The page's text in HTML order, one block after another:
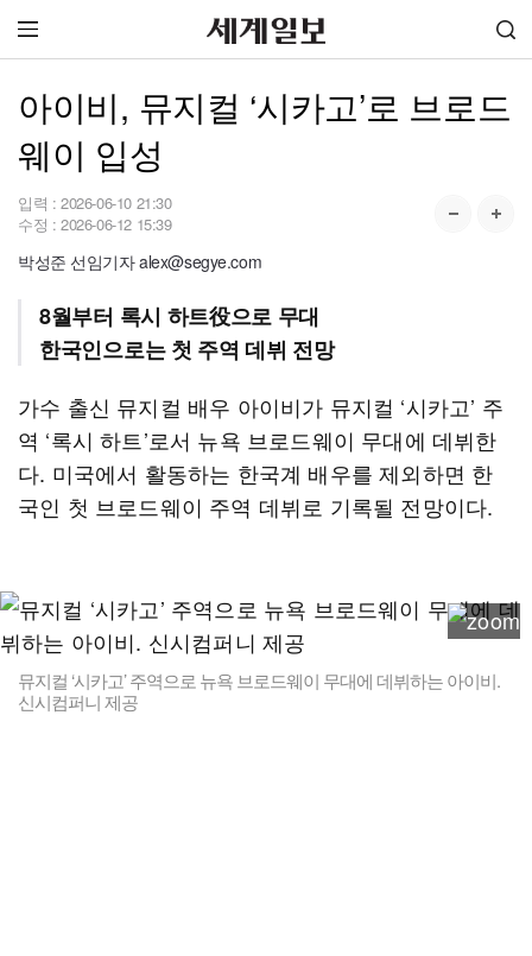
아이비, 뮤지컬 ‘시카고’로 브로드
웨이 입성
입력 : 2026-06-10 21:30
수정 : 2026-06-12 15:39
박성준 선임기자 alex@segye.com
8월부터 록시 하트役으로 무대
한국인으로는 첫 주역 데뷔 전망
가수 출신 뮤지컬 배우 아이비가 뮤지컬 ‘시카고’ 주
역 ‘록시 하트’로서 뉴욕 브로드웨이 무대에 데뷔한
다. 미국에서 활동하는 한국계 배우를 제외하면 한
국인 첫 브로드웨이 주역 데뷔로 기록될 전망이다.
뮤지컬 ‘시카고’ 주역으로 뉴욕 브로드웨이 무대에 데뷔하는 아이비.
신시컴퍼니 제공